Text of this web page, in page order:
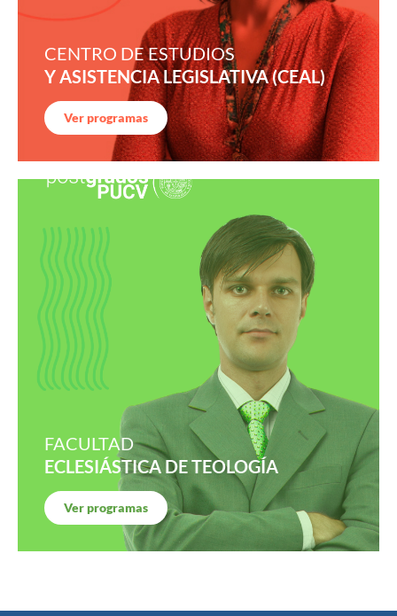
CENTRO DE ESTUDIOS
Y ASISTENCIA LEGISLATIVA (CEAL)
Ver programas
FACULTAD
ECLESIÁSTICA DE TEOLOGÍA
Ver programas